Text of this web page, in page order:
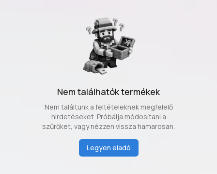
Nem találhatók termékek
Nem találtunk a feltételeknek megfelelő
hirdetéseket. Próbálja módosítani a
szűrőket, vagy nézzen vissza hamarosan.
Legyen eladó